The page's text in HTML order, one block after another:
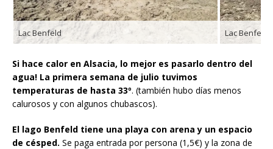
Lac Benfeld Lac Benfeld
Si hace calor en Alsacia, lo mejor es pasarlo dentro del
agua! La primera semana de julio tuvimos
temperaturas de hasta 33º. (también hubo días menos
calurosos y con algunos chubascos).
El lago Benfeld tiene una playa con arena y un espacio
de césped. Se paga entrada por persona (1,5€) y la zona de